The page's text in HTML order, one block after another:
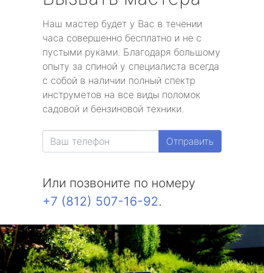
Наш мастер будет у Вас в течении
часа совершенно бесплатно и не с
пустыми руками. Благодаря большому
опыту за спиной у специалиста всегда
с собой в наличии полный спектр
инструметов на все виды поломок
садовой и бензиновой техники.
Отправить
Или позвоните по номеру
+7 (812) 507-16-92.